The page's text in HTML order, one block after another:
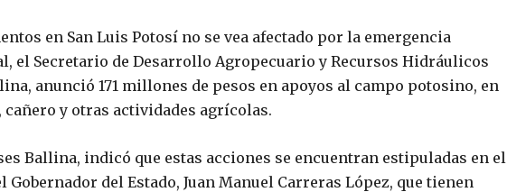
en San Luis Potosí no se vea afectado por la emergencia
el Secretario de Desarrollo Agropecuario y Recursos Hidráulicos
anunció 171 millones de pesos en apoyos al campo potosino, en
y otras actividades agrícolas.
Ballina, indicó que estas acciones se encuentran estipuladas en el
del Estado, Juan Manuel Carreras López, que tienen